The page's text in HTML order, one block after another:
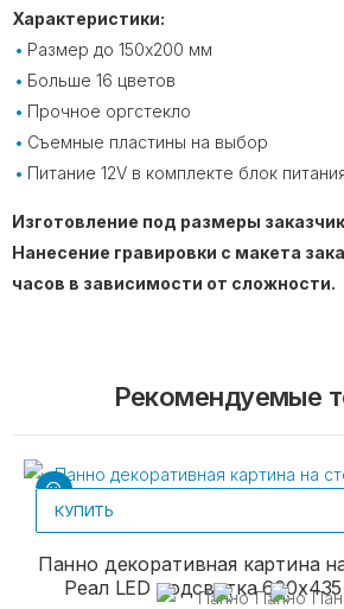
Характеристики:
Размер до 150х200 мм
Больше 16 цветов
Прочное оргстекло
Съемные пластины на выбор
Питание 12V в комплекте блок
Изготовление под размеры
Нанесение гравировки с макета
часов в зависимости от сложности.
Рекомендуемые
КУПИТЬ
Панно декоративная картина
Реал LED подсветка